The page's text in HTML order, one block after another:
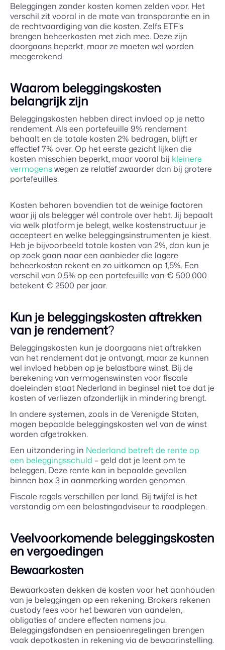
Beleggingen zonder kosten komen zelden voor. Het
verschil zit vooral in de mate van transparantie en in
de rechtvaardiging van die kosten. Zelfs ETF’s
brengen beheerkosten met zich mee. Deze zijn
doorgaans beperkt, maar ze moeten wel worden
meegerekend.
Waarom beleggingskosten
belangrijk zijn
Beleggingskosten hebben direct invloed op je netto
rendement. Als een portefeuille 9% rendement
behaalt en de totale kosten 2% bedragen, blijft er
effectief 7% over. Op het eerste gezicht lijken die
kosten misschien beperkt, maar vooral bij kleinere
vermogenswegen ze relatief zwaarder dan bij grotere
portefeuilles.
Kosten behoren bovendien tot de weinige factoren
waar jij als belegger wél controle over hebt. Jij bepaalt
via welk platform je belegt, welke kostenstructuur je
accepteert en welke beleggingsinstrumenten je kiest.
Heb je bijvoorbeeld totale kosten van 2%, dan kun je
op zoek gaan naar een aanbieder die lagere
beheerkosten rekent en zo uitkomen op 1,5%. Een
verschil van 0,5% op een portefeuille van € 500.000
betekent € 2500 per jaar.
Kun je beleggingskosten aftrekken
van je rendement?
Beleggingskosten kun je doorgaans niet aftrekken
van het rendement dat je ontvangt, maar ze kunnen
wel invloed hebben op je belastbare winst. Bij de
berekening van vermogenswinsten voor fiscale
doeleinden staat Nederland in beginsel niet toe dat je
kosten of verliezen afzonderlijk in mindering brengt.
In andere systemen, zoals in de Verenigde Staten,
mogen bepaalde beleggingskosten wel van de winst
worden afgetrokken.
Een uitzondering in Nederland betreft de rente op
een beleggingsschuld – geld dat je leent om te
beleggen. Deze rente kan in bepaalde gevallen
binnen box 3 in aanmerking worden genomen.
Fiscale regels verschillen per land. Bij twijfel is het
verstandig om een belastingadviseur te raadplegen.
Veelvoorkomende beleggingskosten
en vergoedingen
Bewaarkosten
Bewaarkosten dekken de kosten voor het aanhouden
van je beleggingen op een rekening. Brokers rekenen
custody fees voor het bewaren van aandelen,
obligaties of andere effecten namens jou.
Beleggingsfondsen en pensioenregelingen brengen
vaak depotkosten in rekening via de bewaarinstelling.